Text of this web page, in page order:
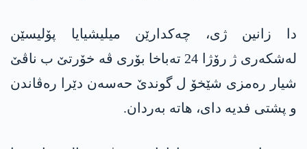
دا زانین ژی، چەکدارێن میلیشیایا پۆلیسێن
لەشکەری ژ رۆژا 24 تەباخا بۆری ڤە خۆرتێ ب ناڤێ
شیار رەمزی شێخۆ ل گوندێ حەسەن دێرا رەڤاندن
و پشتی فدیە دای، ھاتە بەردان.